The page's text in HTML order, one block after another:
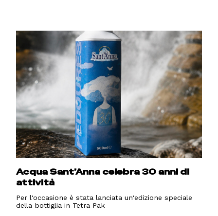
Acqua Sant’Anna celebra 30 anni di
attività
Per l'occasione è stata lanciata un'edizione speciale
della bottiglia in Tetra Pak